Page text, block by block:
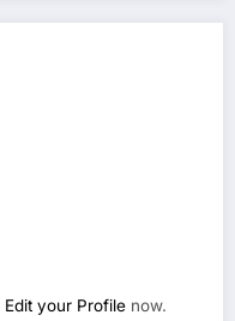
Edit your Profile now.